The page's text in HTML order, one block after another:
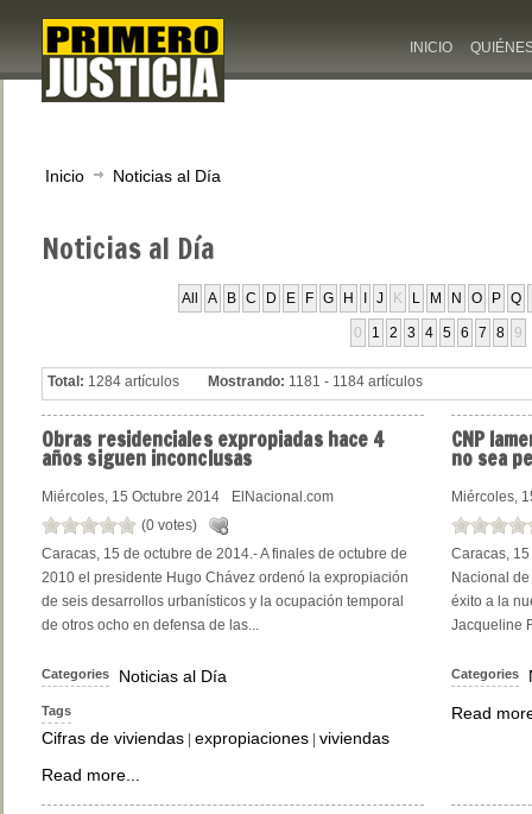
INICIO
Inicio Noticias al Día
Noticiasal Día
All A B C D E F G H J K L M N O P Q
0 1 2 3 4 5 6 7 8 9
Total: 1284 artículos Mostrando: 1181 - 1184 artículos
Obras residenciales expropiadas hace 4
años siguen inconclusas
Miércoles, 15 Octubre 2014
ElNacional.com
(0 votes)
Caracas, 15 de octubre de 2014.- A finales de octubre de
2010 el presidente Hugo Chávez ordenó la expropiación
de seis desarrollos urbanísticos y la ocupación temporal
de otros ocho en defensa de las...
Categories Noticias al Día
Tags
Cifras de viviendas expropiaciones viviendas
Read more...
CNP
no sea
Miércoles,
Caracas,
Nacional
éxito a la
Jacqueline
Categories
Read